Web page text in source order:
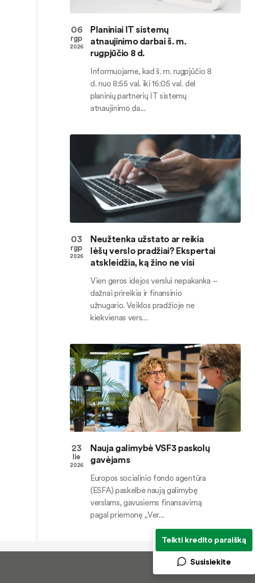
06
rgp
2026
Planiniai IT sistemų
atnaujinimo darbai š. m.
rugpjūčio 8 d.
Informuojame, kad š. m. rugpjūčio 8
d. nuo 8:55 val. iki 16:05 val. dėl
planinių partnerių IT sistemų
atnaujinimo da...
03
rgp
2026
Neužtenka užstato ar reikia
lėšų verslo pradžiai? Ekspertai
atskleidžia, ką žino ne visi
Vien geros idėjos verslui nepakanka –
dažnai prireikia ir finansinio
užnugario. Veiklos pradžioje ne
kiekvienas vers...
23
lie
2026
Nauja galimybė VSF3 paskolų
gavėjams
Europos socialinio fondo agentūra
(ESFA) paskelbė naują galimybę
verslams, gavusiems finansavimą
pagal priemonę „Ver...
Teikti kredito paraišką
Susisiekite